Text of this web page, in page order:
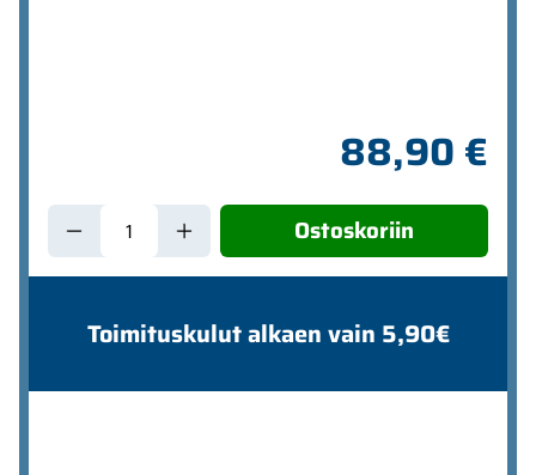
88,90 €
Ostoskoriin
Toimituskulut alkaen vain 5,90€